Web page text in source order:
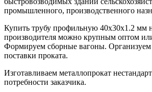
промышленного, производственного
Купить трубу профильную 40х30х1.2 мм
производителя можно крупным оптом
Формируем сборные вагоны. Организуем
поставки проката.
Изготавливаем металлопрокат
потребности заказчика.